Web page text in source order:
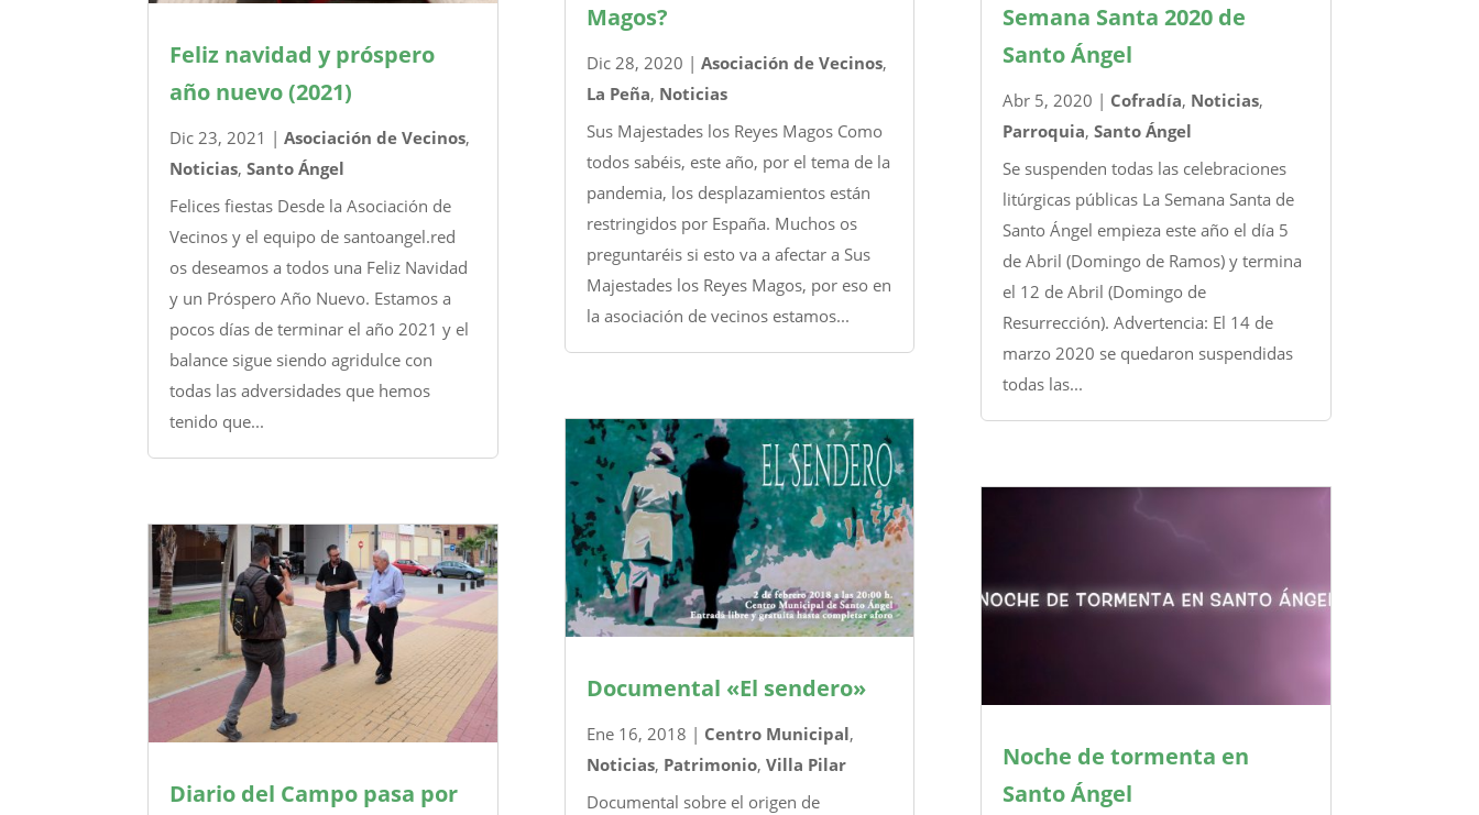
Feliz navidad y próspero
año nuevo (2021)
Dic 23, 2021 |Asociación de Vecinos,
Noticias,Santo Ángel
Felices fiestas Desde la Asociación de
Vecinos y el equipo de santoangel.red
os deseamos a todos una Feliz Navidad
y un Próspero Año Nuevo. Estamos a
pocos días de terminar el año 2021 y el
balance sigue siendo agridulce con
todas las adversidades que hemos
tenido que...
Diario del Campo pasa por
Magos?
Dic 28, 2020 | Asociación de Vecinos,
La Peña, Noticias
Sus Majestades los Reyes Magos Como
todos sabéis, este año, por el tema de la
pandemia, los desplazamientos están
restringidos por España. Muchos os
preguntaréis si esto va a afectar a Sus
Majestades los Reyes Magos, por eso en
la asociación de vecinos estamos...
Documental «El sendero»
Ene 16, 2018 | Centro Municipal,
Noticias, Patrimonio, Villa Pilar
Documental sobre el origen de
Semana Santa 2020 de
Santo Ángel
Abr 5, 2020 | Cofradía, Noticias,
Parroquia, Santo Ángel
Se suspenden todas las celebraciones
litúrgicas públicas La Semana Santa de
Santo Ángel empieza este año el día 5
de Abril (Domingo de Ramos) y termina
el 12 de Abril (Domingo de
Resurrección). Advertencia: El 14 de
marzo 2020 se quedaron suspendidas
todas las...
Noche de tormenta en
Santo Ángel